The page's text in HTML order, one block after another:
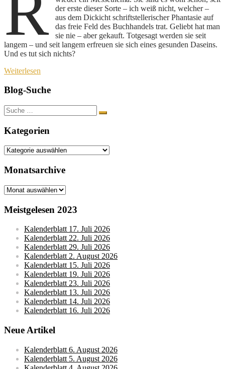
der erste dieser Sorte – ich weiß nicht, welcher –
aus dem Dickicht schriftstellerischer Phantasie auf
das freie Feld des Buchhandels trat. Geliebt hat man
sie nie – aber gekauft. Totgesagt werden sie seit
langem – und seit langem erfreuen sie sich eines gesunden Daseins.
Und es tut sich nichts?
Weiterlesen
Blog-Suche
Suche
nach:
Kategorien
Kategorien
Monatsarchive
Monatsarchive
Meistgelesen 2023
Kalenderblatt 17. Juli 2026
Kalenderblatt 22. Juli 2026
Kalenderblatt 29. Juli 2026
Kalenderblatt 2. August 2026
Kalenderblatt 15. Juli 2026
Kalenderblatt 19. Juli 2026
Kalenderblatt 23. Juli 2026
Kalenderblatt 13. Juli 2026
Kalenderblatt 14. Juli 2026
Kalenderblatt 16. Juli 2026
Neue Artikel
Kalenderblatt 6. August 2026
Kalenderblatt 5. August 2026